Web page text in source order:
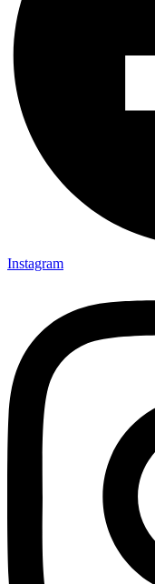
Instagram